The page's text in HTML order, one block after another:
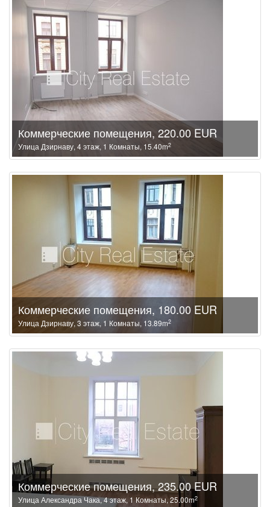
Коммерческие помещения, 220.00 EUR
Улица Дзирнаву, 4 этаж, 1 Комнаты, 15.40m2
Коммерческие помещения, 180.00 EUR
Улица Дзирнаву, 3 этаж, 1 Комнаты, 13.89m2
Коммерческие помещения, 235.00 EUR
Улица Александра Чака, 4 этаж, 1 Комнаты, 25.00m2